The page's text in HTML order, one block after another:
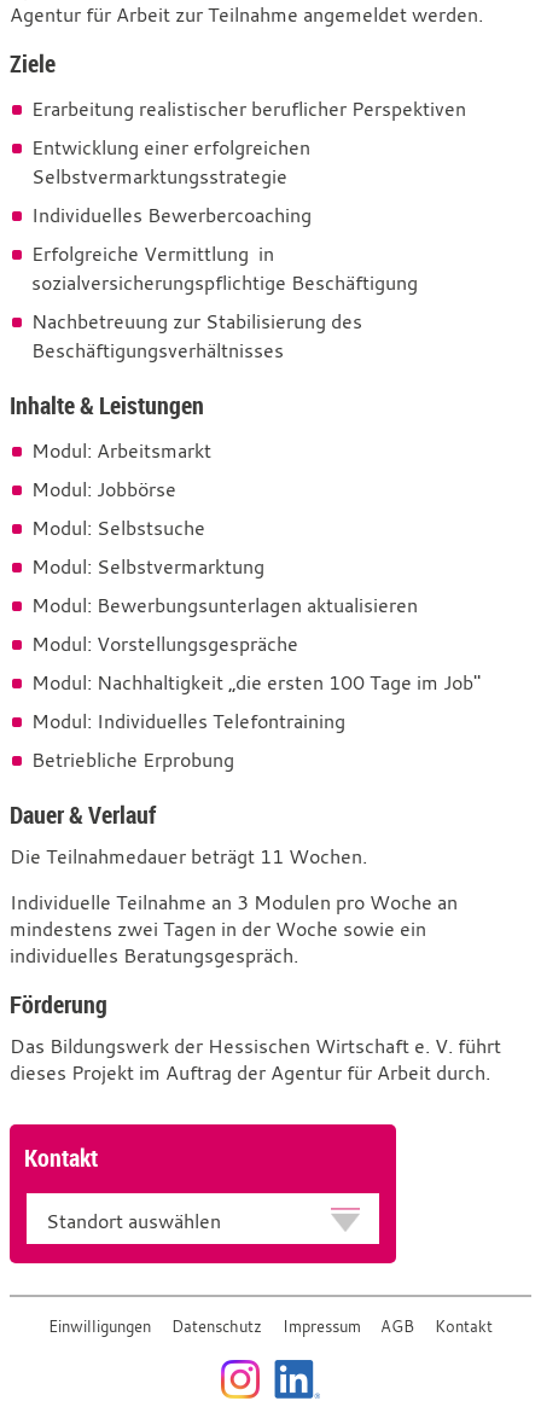
Agentur für Arbeit zur Teilnahme angemeldet werden.
Ziele
Erarbeitung realistischer beruflicher Perspektiven
Entwicklung einer erfolgreichen
Selbstvermarktungsstrategie
Individuelles Bewerbercoaching
Erfolgreiche Vermittlung in
sozialversicherungspflichtige Beschäftigung
Nachbetreuung zur Stabilisierung des
Beschäftigungsverhältnisses
Inhalte & Leistungen
Modul: Arbeitsmarkt
Modul: Jobbörse
Modul: Selbstsuche
Modul: Selbstvermarktung
Modul: Bewerbungsunterlagen aktualisieren
Modul: Vorstellungsgespräche
Modul: Nachhaltigkeit „die ersten 100 Tage im Job"
Modul: Individuelles Telefontraining
Betriebliche Erprobung
Dauer & Verlauf
Die Teilnahmedauer beträgt 11 Wochen.
Individuelle Teilnahme an 3 Modulen pro Woche an
mindestens zwei Tagen in der Woche sowie ein
individuelles Beratungsgespräch.
Förderung
Das Bildungswerk der Hessischen Wirtschaft e. V. führt
dieses Projekt im Auftrag der Agentur für Arbeit durch.
Kontakt
Einwilligungen Datenschutz Impressum AGB Kontakt